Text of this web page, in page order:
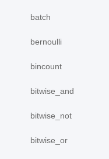
batch
bernoulli
bincount
bitwise_and
bitwise_not
bitwise_or